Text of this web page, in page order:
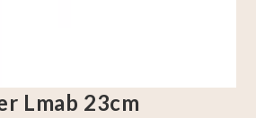
Lmab 23cm